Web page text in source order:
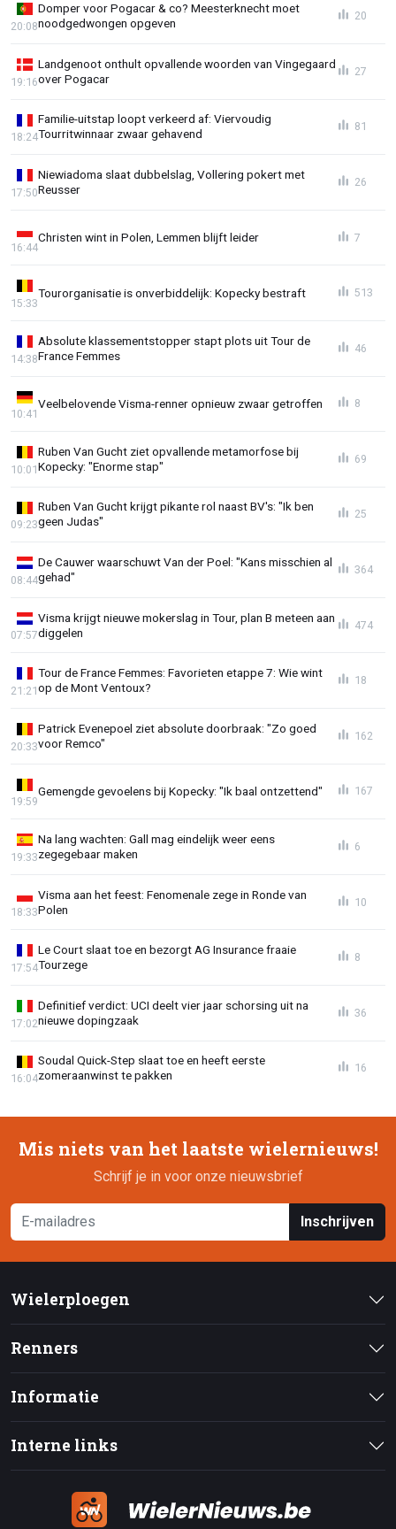
Domper voor Pogacar & co? Meesterknecht moet
noodgedwongen opgeven
20:08
20
Landgenoot onthult opvallende woorden van Vingegaard
over Pogacar
19:16
27
Familie-uitstap loopt verkeerd af: Viervoudig
Tourritwinnaar zwaar gehavend
18:24
81
Niewiadoma slaat dubbelslag, Vollering pokert met
Reusser
17:50
26
Christen wint in Polen, Lemmen blijft leider
16:44
7
Tourorganisatie is onverbiddelijk: Kopecky bestraft
15:33
513
Absolute klassementstopper stapt plots uit Tour de
France Femmes
14:38
46
Veelbelovende Visma-renner opnieuw zwaar getroffen
10:41
8
Ruben Van Gucht ziet opvallende metamorfose bij
Kopecky: "Enorme stap"
10:01
69
Ruben Van Gucht krijgt pikante rol naast BV's: "Ik ben
geen Judas"
09:23
25
De Cauwer waarschuwt Van der Poel: "Kans misschien al
gehad"
08:44
364
Visma krijgt nieuwe mokerslag in Tour, plan B meteen aan
diggelen
07:57
474
Tour de France Femmes: Favorieten etappe 7: Wie wint
op de Mont Ventoux?
21:21
18
Patrick Evenepoel ziet absolute doorbraak: "Zo goed
voor Remco"
20:33
162
Gemengde gevoelens bij Kopecky: "Ik baal ontzettend"
19:59
167
Na lang wachten: Gall mag eindelijk weer eens
zegegebaar maken
19:33
6
Visma aan het feest: Fenomenale zege in Ronde van
Polen
18:33
10
Le Court slaat toe en bezorgt AG Insurance fraaie
Tourzege
17:54
8
Definitief verdict: UCI deelt vier jaar schorsing uit na
nieuwe dopingzaak
17:02
36
Soudal Quick-Step slaat toe en heeft eerste
zomeraanwinst te pakken
16:04
16
Mis niets van het laatste wielernieuws!
Schrijf je in voor onze nieuwsbrief
Inschrijven
Wielerploegen
Renners
Informatie
Interne links